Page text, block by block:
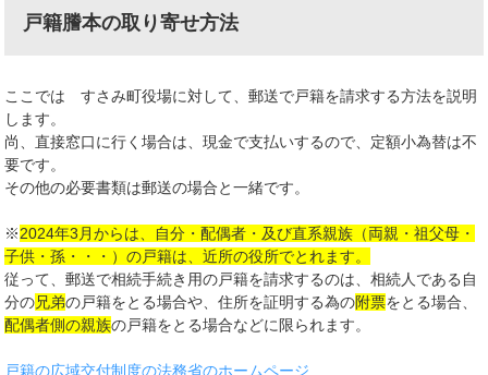
戸籍謄本の取り寄せ方法
ここでは すさみ町役場に対して、郵送で戸籍を請求する方法を説明
します。
尚、直接窓口に行く場合は、現金で支払いするので、定額小為替は不
要です。
その他の必要書類は郵送の場合と一緒です。
※2024年3月からは、自分・配偶者・及び直系親族（両親・祖父母・
子供・孫・・・）の戸籍は、近所の役所でとれます。
従って、郵送で相続手続き用の戸籍を請求するのは、相続人である自
分の兄弟の戸籍をとる場合や、住所を証明する為の附票をとる場合、
配偶者側の親族の戸籍をとる場合などに限られます。
戸籍の広域交付制度の法務省のホームページ